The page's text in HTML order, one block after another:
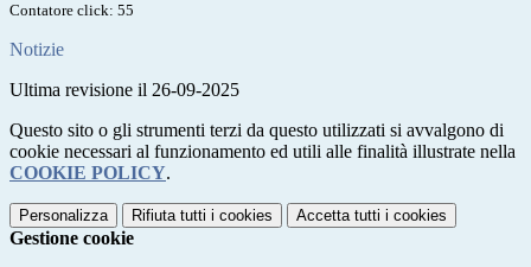
Contatore click: 55
Notizie
Ultima revisione il 26-09-2025
Questo sito o gli strumenti terzi da questo utilizzati si avvalgono di
cookie necessari al funzionamento ed utili alle finalità illustrate nella
COOKIE POLICY.
Personalizza Rifiuta tutti i cookies Accetta tutti i cookies
Gestione cookie